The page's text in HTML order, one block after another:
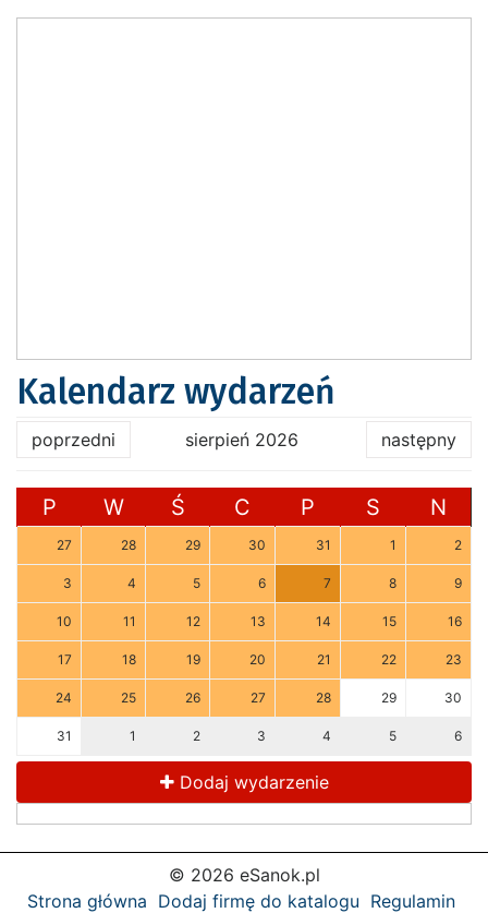
Kalendarz wydarzeń
poprzedni sierpień 2026 następny
P W Ś C P S N
27 28 29 30 31 1 2
3 4 5 6 7 8 9
10 11 12 13 14 15 16
17 18 19 20 21 22 23
24 25 26 27 28 29 30
31 1 2 3 4 5 6
Dodaj wydarzenie
© 2026 eSanok.pl
Strona główna Dodaj firmę do katalogu Regulamin